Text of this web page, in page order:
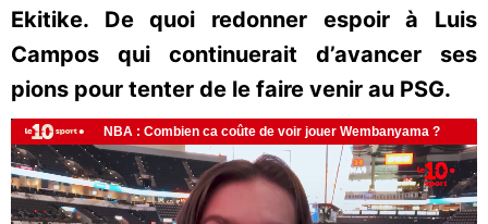
Ekitike. De quoi redonner espoir à Luis
Campos qui continuerait d’avancer ses
pions pour tenter de le faire venir au PSG.